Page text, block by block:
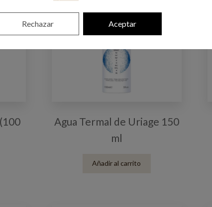
Agua Termal de Uriage 150
ml
Añadir al carrito
Aceptar
Rechazar